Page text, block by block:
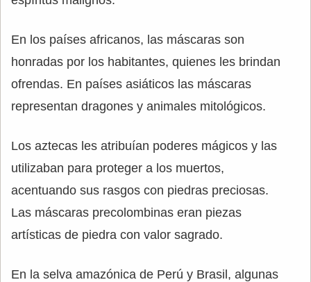
En los países africanos, las máscaras son
honradas por los habitantes, quienes les brindan
ofrendas. En países asiáticos las máscaras
representan dragones y animales mitológicos.
Los aztecas les atribuían poderes mágicos y las
utilizaban para proteger a los muertos,
acentuando sus rasgos con piedras preciosas.
Las máscaras precolombinas eran piezas
artísticas de piedra con valor sagrado.
En la selva amazónica de Perú y Brasil, algunas